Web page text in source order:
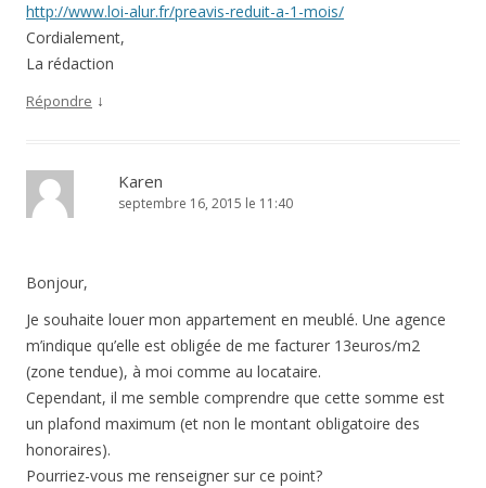
http://www.loi-alur.fr/preavis-reduit-a-1-mois/
Cordialement,
La rédaction
Répondre ↓
Karen
septembre 16, 2015 le 11:40
Bonjour,
Je souhaite louer mon appartement en meublé. Une agence
m’indique qu’elle est obligée de me facturer 13euros/m2
(zone tendue), à moi comme au locataire.
Cependant, il me semble comprendre que cette somme est
un plafond maximum (et non le montant obligatoire des
honoraires).
Pourriez-vous me renseigner sur ce point?